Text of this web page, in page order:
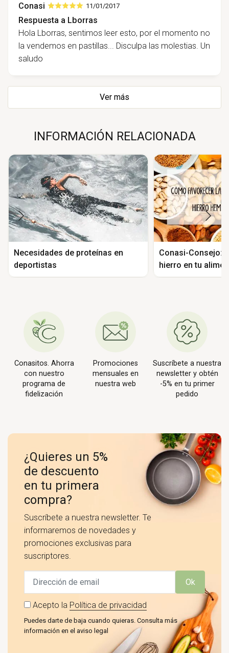
Conasi 11/01/2017
Respuesta a Lborras
Hola Lborras, sentimos leer esto, por el momento no
la vendemos en pastillas... Disculpa las molestias. Un
saludo
Ver más
INFORMACIÓN RELACIONADA
Necesidades de proteínas en
deportistas
Conasi-Consejo:
hierro en tu
Conasitos. Ahorra
con nuestro
programa de
fidelización
Promociones
mensuales en
nuestra web
Suscríbete a nuestra
newsletter y obtén
-5% en tu primer
pedido
¿Quieres un 5%
de descuento
en tu primera
compra?
Suscríbete a nuestra newsletter. Te
informaremos de novedades y
promociones exclusivas para
suscriptores.
Ok
Acepto la Política de privacidad
Puedes darte de baja cuando quieras. Consulta más
información en el aviso legal